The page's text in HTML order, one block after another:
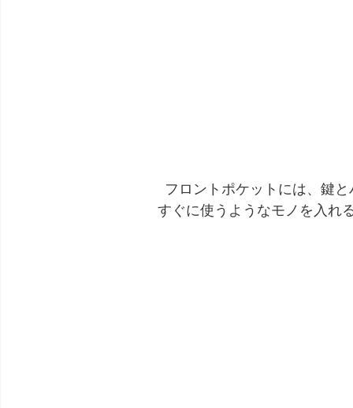
フロントポケットには、鍵
すぐに使うようなモノを入れ